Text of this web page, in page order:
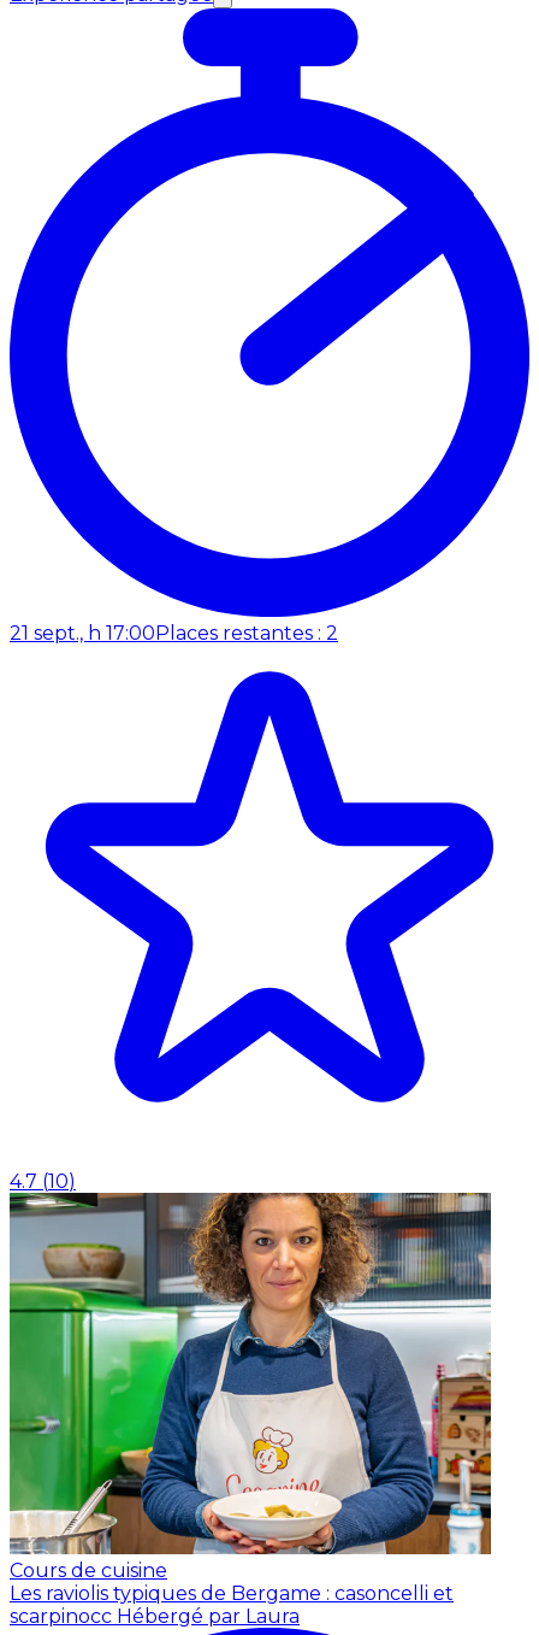
21 sept., h 17:00Places restantes : 2
4.7 (10)
Cours de cuisine
Les raviolis typiques de Bergame : casoncelli et
scarpinocc Hébergé par Laura